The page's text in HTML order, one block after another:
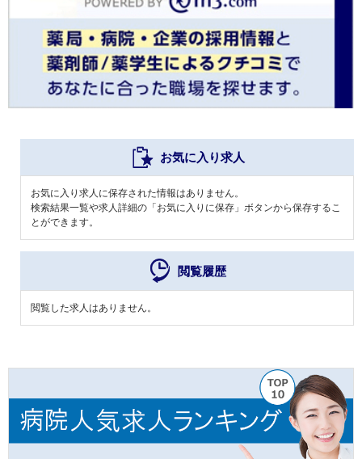
お気に入り求人
お気に入り求人に保存された情報はありません。
検索結果一覧や求人詳細の「お気に入りに保存」ボタンから保存するこ
とができます。
閲覧履歴
閲覧した求人はありません。